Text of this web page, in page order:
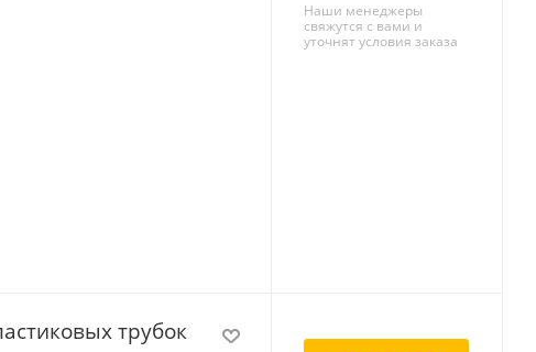
Наши менеджеры
свяжутся с вами и
уточнят условия заказа
трубок